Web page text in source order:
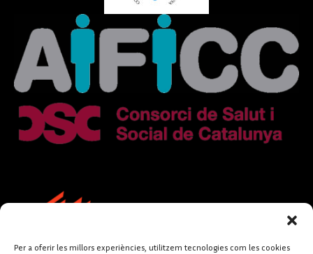
Per a oferir les millors experiències, utilitzem tecnologies com les cookies